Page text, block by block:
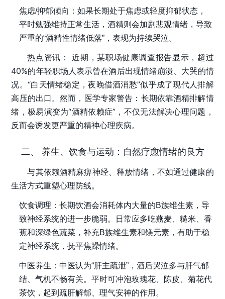
焦虑/抑郁倾向 ：如果长期处于焦虑或轻度抑郁状态，
平时勉强维持正常生活，酒精则会加剧悲观情绪，导致
严重的“酒精性情绪低落”，表现为持续哭泣。
热点资讯：
近期，某职场健康调查报告显示，超过
40%的年轻职场人表示曾在酒后出现情绪崩溃、大哭的情
况。“白天情绪稳定，夜晚借酒消愁”似乎成了现代人排解
高压的出口。然而，医学专家警告：长期依靠酒精排解情
绪，极易演变为“酒精依赖症”，不仅无法解决心理问题，
反而会诱发更严重的精神心理疾病。
二、 养生、饮食与运动：自然疗愈情绪的良方
与其依赖酒精麻痹神经、释放情绪，不如通过健康的
生活方式重塑心理防线。
饮食调理 ：长期饮酒会消耗体内大量的B族维生素，导
致神经系统的进一步脆弱。日常应多吃燕麦、糙米、香
蕉和深绿色蔬菜，补充B族维生素和镁元素，有助于稳
定神经系统，抚平焦躁情绪。
中医养生 ：中医认为“肝主疏泄”，酒后哭泣多与肝气郁
结、气机不畅有关。平时可冲泡玫瑰花、陈皮、菊花代
茶饮，起到疏肝解郁、理气安神的作用。